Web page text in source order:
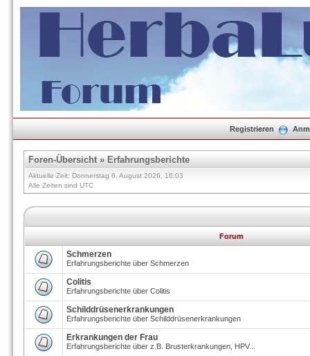
Registrieren
Foren-Übersicht» Erfahrungsberichte
Aktuelle Zeit: Donnerstag 6. August 2026, 16:03
Alle Zeiten sind UTC
Forum
Schmerzen
Erfahrungsberichte über Schmerzen
Colitis
Erfahrungsberichte über Colitis
Schilddrüsenerkrankungen
Erfahrungsberichte über Schilddrüsenerkrankungen
Erkrankungen der Frau
Erfahrungsberichte über z.B. Brusterkrankungen, HPV...